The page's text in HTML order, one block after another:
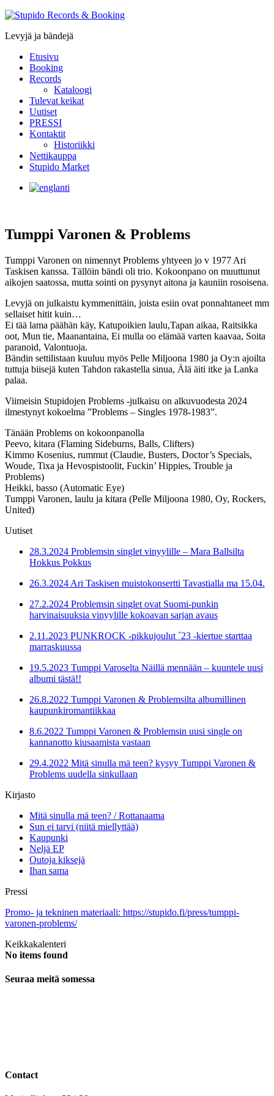
Stupido
&
Levyjä ja bändejä
Etusivu
Booking
Records
Kataloogi
Tulevat keikat
Uutiset
PRESSI
Kontaktit
Historiikki
Nettikauppa
Stupido Market
Tumppi Varonen & Problems
Tumppi Varonen on nimennyt Problems yhtyeen jo v 1977 Ari
Taskisen kanssa. Tällöin bändi oli trio. Kokoonpano on muuttunut
aikojen saatossa, mutta sointi on pysynyt aitona ja kauniin rosoisena.
Levyjä on julkaistu kymmenittäin, joista esiin ovat ponnahtaneet mm
sellaiset hitit kuin…
Ei tää lama päähän käy, Katupoikien laulu,Tapan aikaa, Raitsikka
oot, Mun tie, Maanantaina, Ei mulla oo elämää varten kaavaa, Soita
paranoid, Valontuoja.
Bändin settilistaan kuuluu myös Pelle Miljoona 1980 ja Oy:n ajoilta
tuttuja biisejä kuten Tahdon rakastella sinua, Älä äiti itke ja Lanka
palaa.
Viimeisin Stupidojen Problems -julkaisu on alkuvuodesta 2024
ilmestynyt kokoelma ”Problems – Singles 1978-1983”.
Tänään Problems on kokoonpanolla
Peevo, kitara (Flaming Sideburns, Balls, Clifters)
Kimmo Kosenius, rummut (Claudie, Busters, Doctor’s Specials,
Woude, Tixa ja Hevospistoolit, Fuckin’ Hippies, Trouble ja
Problems)
Heikki, basso (Automatic Eye)
Tumppi Varonen, laulu ja kitara (Pelle Miljoona 1980, Oy, Rockers,
United)
Uutiset
28.3.2024 Problemsin singlet vinyylille – Mara Ballsilta
Hokkus Pokkus
26.3.2024 Ari Taskisen muistokonsertti Tavastialla ma 15.04.
27.2.2024 Problemsin singlet ovat Suomi-punkin
harvinaisuuksia vinyylille kokoavan sarjan avaus
2.11.2023 PUNKROCK -pikkujoulut ´23 -kiertue starttaa
marraskuussa
19.5.2023 Tumppi Varoselta Näillä mennään – kuuntele uusi
albumi tästä!!
26.8.2022 Tumppi Varonen & Problemsilta albumillinen
kaupunkiromantiikkaa
8.6.2022 Tumppi Varonen & Problemsin uusi single on
kannanotto kiusaamista vastaan
29.4.2022 Mitä sinulla mä teen? kysyy Tumppi Varonen &
Problems uudella sinkullaan
Kirjasto
Mitä sinulla mä teen? / Rottanaama
Sun ei tarvi (niitä miellyttää)
Kaupunki
Neljä EP
Outoja kiksejä
Ihan sama
Pressi
Promo- ja tekninen materiaali: https://stupido.fi/press/tumppi-
varonen-problems/
Keikkakalenteri
No items found
Seuraa meitä somessa
Contact